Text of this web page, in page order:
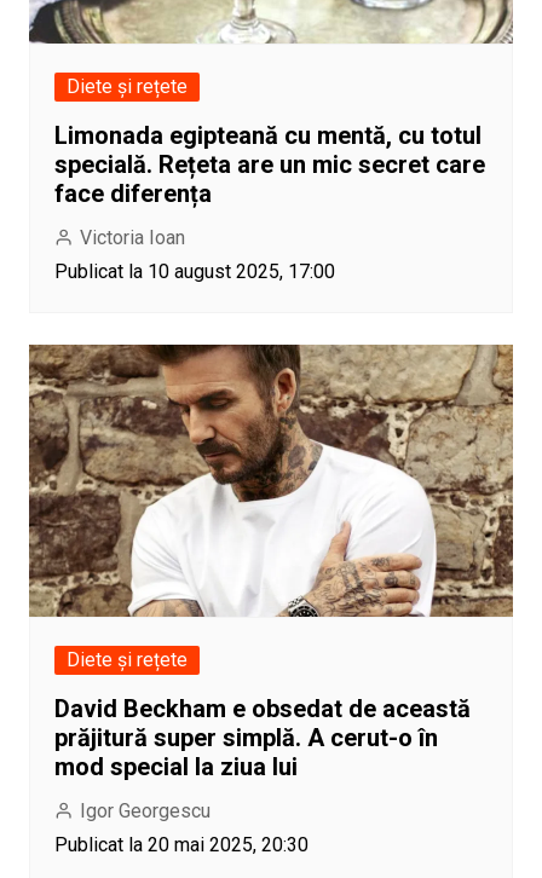
Diete și rețete
Limonada egipteană cu mentă, cu totul
specială. Rețeta are un mic secret care
face diferența
Victoria Ioan
Publicat la 10 august 2025, 17:00
Diete și rețete
David Beckham e obsedat de această
prăjitură super simplă. A cerut-o în
mod special la ziua lui
Igor Georgescu
Publicat la 20 mai 2025, 20:30